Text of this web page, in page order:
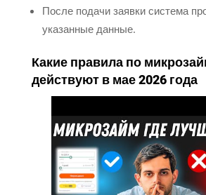
После подачи заявки система
указанные данные.
Какие правила по
действуют в мае 2026 года